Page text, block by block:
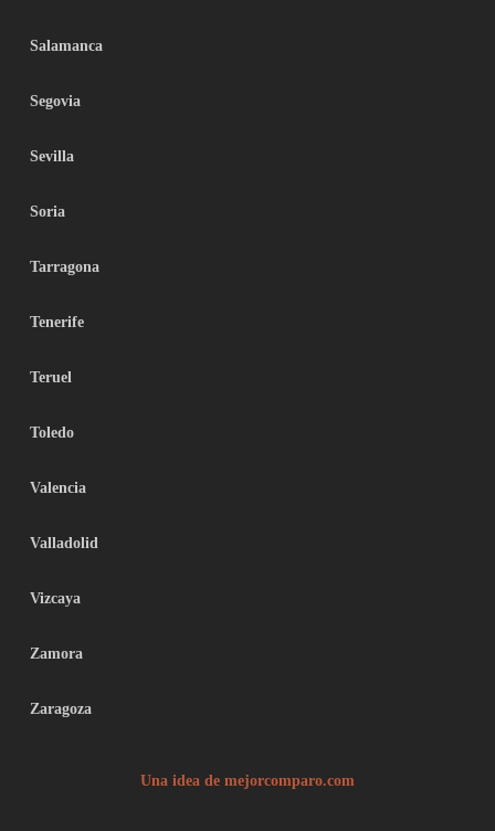
Salamanca
Segovia
Sevilla
Soria
Tarragona
Tenerife
Teruel
Toledo
Valencia
Valladolid
Vizcaya
Zamora
Zaragoza
Una idea de mejorcomparo.com